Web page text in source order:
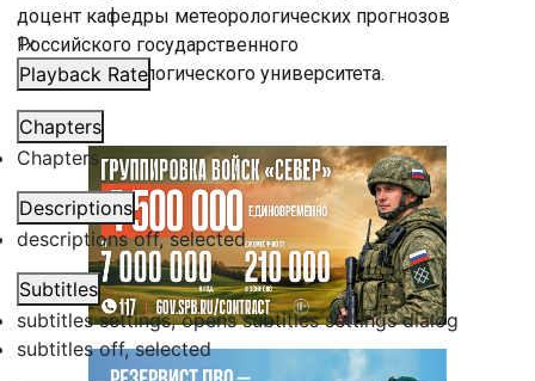
1x
Playback Rate
Chapters
Chapters
Descriptions
descriptions off, selected
Subtitles
subtitles settings, opens subtitles settings dialog
subtitles off, selected
доцент кафедры метеорологических прогнозов
Российского государственного
гидрометеорологического университета.